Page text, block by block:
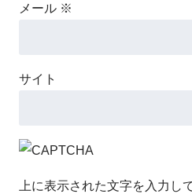
メール ※
サイト
上に表示された文字を入力し